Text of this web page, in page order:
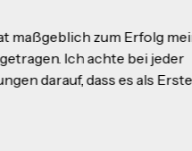
maßgeblich zum Erfolg
Ich achte bei jeder
darauf, dass es als